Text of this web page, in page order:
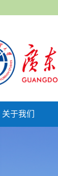
关于我们